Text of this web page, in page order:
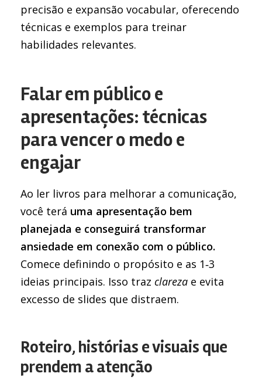
precisão e expansão vocabular, oferecendo
técnicas e exemplos para treinar
habilidades relevantes.
Falar em público e
apresentações: técnicas
para vencer o medo e
engajar
Ao ler livros para melhorar a comunicação,
você terá uma apresentação bem
planejada e conseguirá transformar
ansiedade em conexão com o público.
Comece definindo o propósito e as 1‑3
ideias principais. Isso traz clareza e evita
excesso de slides que distraem.
Roteiro, histórias e visuais que
prendem a atenção